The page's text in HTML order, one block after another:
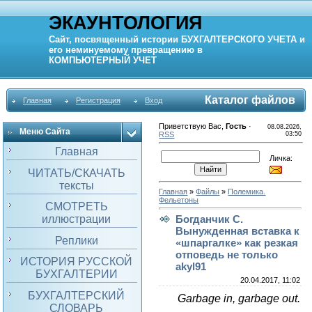
ЭКАУНТОЛОГИЯ
Сайт, посвященный истории БУХГАЛТЕРСКОГО УЧЕТА и
его неминуемому превращению в
КОМПЬЮТЕРНЫЙ УЧЕТ
Главная Регистрация Вход Каталог файлов
Меню Сайта
Главная
ЧИТАТЬ/СКАЧАТЬ
тексты
СМОТРЕТЬ
иллюстрации
Реплики
ИСТОРИЯ РУССКОЙ
БУХГАЛТЕРИИ
БУХГАЛТЕРСКИЙ
СЛОВАРЬ
Приветствую Вас ,Гость ·
RSS
08.08.2026,
03:50
Личка:
Главная »Файлы » Полемика.
Фельетоны
Богданчик С.
Вынужденная вставка к
«шпаргалке» как резкая
отповедь не только
akyl91
20.04.2017, 11:02
Garbage in,garbage out.